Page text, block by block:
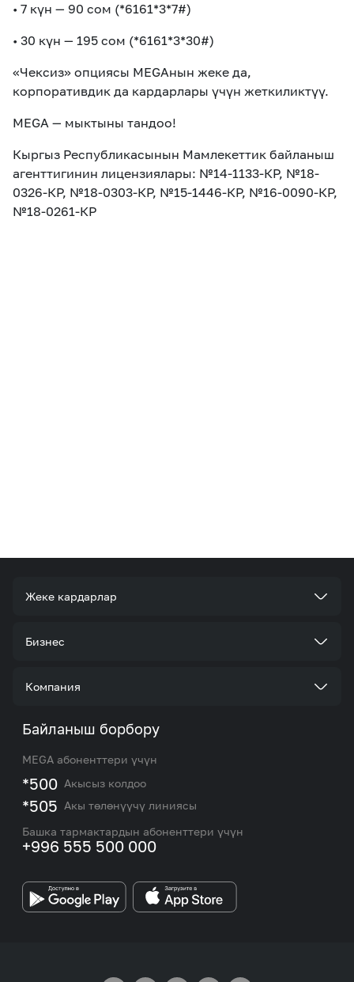
• 7 күн — 90 сом (*6161*3*7#)
• 30 күн — 195 сом (*6161*3*30#)
«Чексиз» опциясы MEGAнын жеке да,
корпоративдик да кардарлары үчүн жеткиликтүү.
MEGA — мыктыны тандоо!
Кыргыз Республикасынын Мамлекеттик байланыш
агенттигинин лицензиялары: №14-1133-КР, №18-
0326-КР, №18-0303-КР, №15-1446-КР, №16-0090-КР,
№18-0261-КР
Жеке кардарлар
Тарифтер
Роуминг жана эл аралык чалуулар
eSIM
Номерди тандоо
Бизнес
Корпоративдик кардар болуңуз
M2M
Корпоративдик жана VIP кардарлар менен иштөө
боюнча бөлүмдүн кызматкерлеринин байланыш
маалыматтары.
Компания
Биз жөнүндө
Жаңылыктар
Тармакты камтуу картасы жана тейлөө борборлору
MEGAда иште
MEGA бренди
Байланыш борбору
MEGA абоненттери үчүн
*500 Акысыз колдоо
*505 Акы төлөнүүчү линиясы
Башка тармактардын абоненттери үчүн
+996 555 500 000